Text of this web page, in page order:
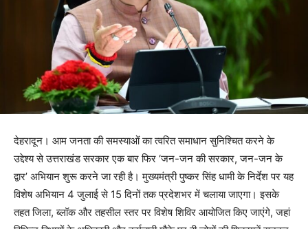
देहरादून। आम जनता की समस्याओं का त्वरित समाधान सुनिश्चित करने के
उद्देश्य से उत्तराखंड सरकार एक बार फिर ‘जन-जन की सरकार, जन-जन के
द्वार’ अभियान शुरू करने जा रही है। मुख्यमंत्री पुष्कर सिंह धामी के निर्देश पर यह
विशेष अभियान 4 जुलाई से 15 दिनों तक प्रदेशभर में चलाया जाएगा। इसके
तहत जिला, ब्लॉक और तहसील स्तर पर विशेष शिविर आयोजित किए जाएंगे, जहां